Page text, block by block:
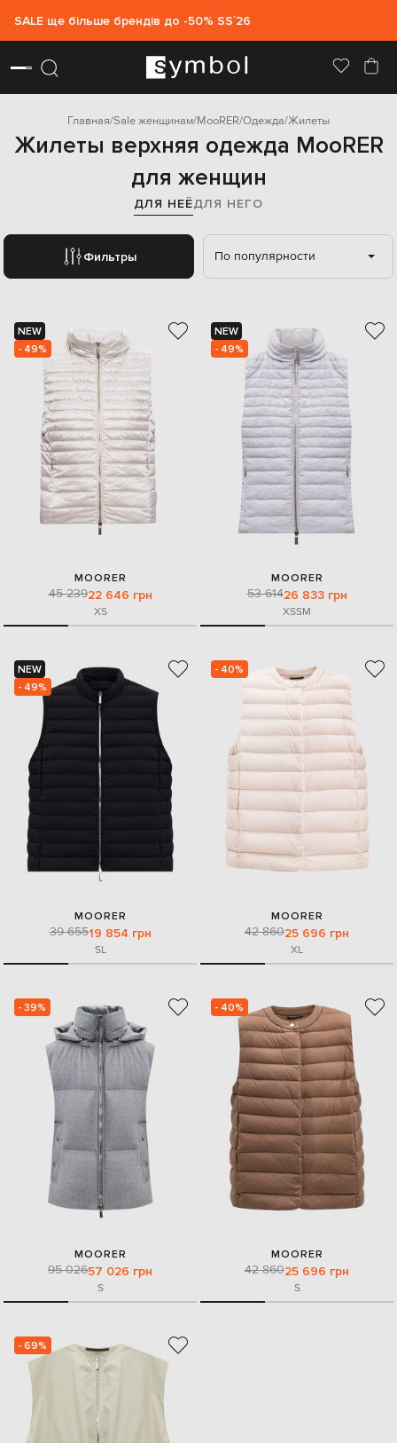
SALE ще більше брендів до -50% SS`26
Главная Sale женщинам MooRER Одежда Жилеты
Жилеты верхняя одежда MooRER
для женщин
ДЛЯ НЕЁДЛЯ НЕГО
Фильтры По популярности
NEW
- 49%
MOORER
45 23922 646 грн
XS
NEW
- 49%
MOORER
53 61426 833 грн
XSSM
NEW
- 49%
MOORER
39 65519 854 грн
SL
- 40%
MOORER
42 86025 696 грн
XL
- 39%
MOORER
95 02657 026 грн
S
- 40%
MOORER
42 86025 696 грн
S
- 69%